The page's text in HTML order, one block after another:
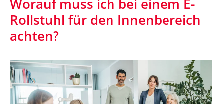
Worauf muss ich bei einem E-
Rollstuhl für den Innenbereich
achten?